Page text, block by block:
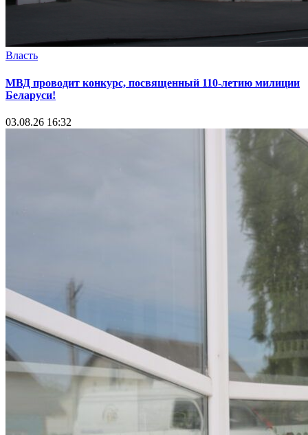
Власть
МВД проводит конкурс, посвященный 110-летию милиции
Беларуси!
03.08.26 16:32